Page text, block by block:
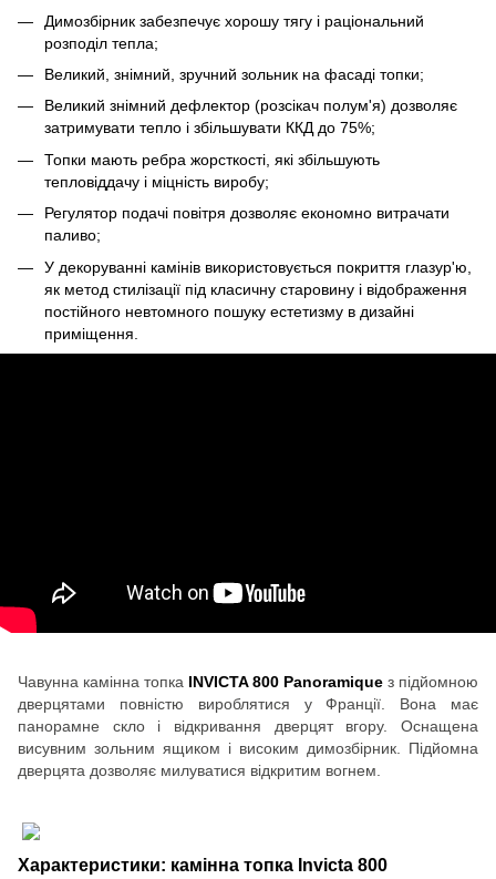
Димозбірник забезпечує хорошу тягу і раціональний
розподіл тепла;
Великий, знімний, зручний зольник на фасаді топки;
Великий знімний дефлектор (розсікач полум'я) дозволяє
затримувати тепло і збільшувати ККД до 75%;
Топки мають ребра жорсткості, які збільшують
тепловіддачу і міцність виробу;
Регулятор подачі повітря дозволяє економно витрачати
паливо;
У декоруванні камінів використовується покриття глазур'ю,
як метод стилізації під класичну старовину і відображення
постійного невтомного пошуку естетизму в дизайні
приміщення.
Чавунна камінна топка INVICTA 800 Panoramique з підйомною
дверцятами повністю вироблятися у Франції. Вона має
панорамне скло і відкривання дверцят вгору. Оснащена
висувним зольним ящиком і високим димозбірник. Підйомна
дверцята дозволяє милуватися відкритим вогнем.
Характеристики: камінна топка Invicta 800